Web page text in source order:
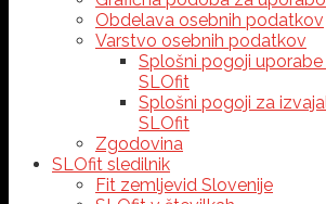
Obdelava osebnih podatkov
Varstvo osebnih podatkov
Splošni pogoji uporabe
SLOfit
Splošni pogoji za
SLOfit
Zgodovina
SLOfit sledilnik
Fit zemljevid Slovenije